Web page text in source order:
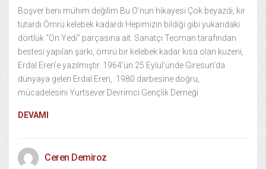
Boşver beni mühim değilim Bu O’nun hikayesi Çok beyazdı, kir
tutardı Ömrü kelebek kadardı Hepimizin bildiği gibi yukarıdaki
dörtlük “On Yedi” parçasına ait. Sanatçı Teoman tarafından
bestesi yapılan şarkı, ömrü bir kelebek kadar kısa olan kuzeni,
Erdal Eren’e yazılmıştır. 1964’ün 25 Eylül’ünde Giresun’da
dünyaya gelen Erdal Eren, 1980 darbesine doğru,
mücadelesini Yurtsever Devrimci Gençlik Derneği
DEVAMI
Ceren Demiroz